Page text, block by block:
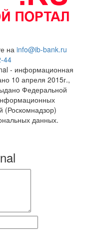
на info@ib-bank.ru
44
- информационная
10 апреля 2015г.,
Федеральной
(Роскомнадзор)
данных.